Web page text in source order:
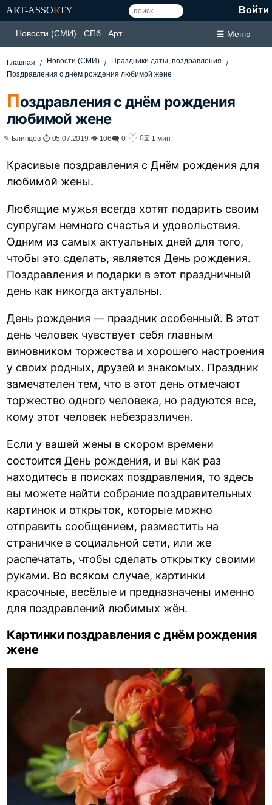
ART-ASSORTY Войти
Новости (СМИ) СПб Арт ☰ Меню
Главная Новости (СМИ)
Праздники даты, поздравления
Поздравления с днём рождения любимой жене
Поздравления с днём рождения
любимой жене
✎ Блинцов ⏱ 05.07.2019 👁 106🗨 0 ♡ 0⏳ 1 мин
Красивые поздравления с Днём рождения для
любимой жены.
Любящие мужья всегда хотят подарить своим
супругам немного счастья и удовольствия.
Одним из самых актуальных дней для того,
чтобы это сделать, является День рождения.
Поздравления и подарки в этот праздничный
день как никогда актуальны.
День рождения — праздник особенный. В этот
день человек чувствует себя главным
виновником торжества и хорошего настроения
у своих родных, друзей и знакомых. Праздник
замечателен тем, что в этот день отмечают
торжество одного человека, но радуются все,
кому этот человек небезразличен.
Если у вашей жены в скором времени
состоитсяДень рождения, и вы как раз
находитесь в поисках поздравления, то здесь
вы можете найти собрание поздравительных
картинок и открыток, которые можно
отправить сообщением, разместить на
страничке в социальной сети, или же
распечатать, чтобы сделать открытку своими
руками. Во всяком случае, картинки
красочные, весёлые и предназначены именно
для поздравлений любимых жён.
Картинки поздравления с днём рождения
жене